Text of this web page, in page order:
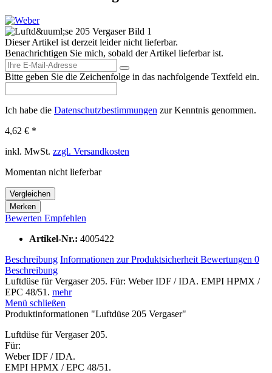
Dieser Artikel ist derzeit leider nicht lieferbar.
Benachrichtigen Sie mich, sobald der Artikel lieferbar ist.
Bitte geben Sie die Zeichenfolge in das nachfolgende Textfeld ein.
Ich habe die Datenschutzbestimmungen zur Kenntnis genommen.
4,62 € *
inkl. MwSt. zzgl. Versandkosten
Momentan nicht lieferbar
Vergleichen
Merken
Bewerten Empfehlen
Artikel-Nr.: 4005422
Beschreibung Informationen zur Produktsicherheit Bewertungen 0
Beschreibung
Luftdüse für Vergaser 205. Für: Weber IDF / IDA. EMPI HPMX /
EPC 48/51. mehr
Menü schließen
Produktinformationen "Luftdüse 205 Vergaser"
Luftdüse für Vergaser 205.
Für:
Weber IDF / IDA.
EMPI HPMX / EPC 48/51.